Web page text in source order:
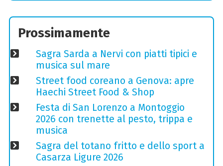
Prossimamente
Sagra Sarda a Nervi con piatti tipici e
musica sul mare
Street food coreano a Genova: apre
Haechi Street Food & Shop
Festa di San Lorenzo a Montoggio
2026 con trenette al pesto, trippa e
musica
Sagra del totano fritto e dello sport a
Casarza Ligure 2026